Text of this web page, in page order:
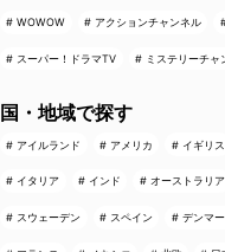
WOWOW アクションチャンネル
スーパー！ドラマTV ミステリーチャ
国・地域で探す
アイルランド アメリカ イギリス
イタリア インド オーストラリア
スウェーデン スペイン デンマ